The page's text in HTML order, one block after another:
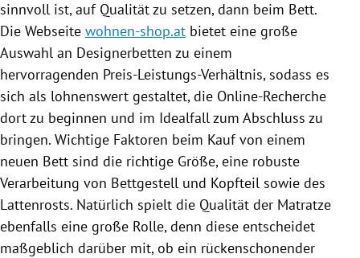
sinnvoll ist, auf Qualität zu setzen, dann beim Bett.
Die Webseite wohnen-shop.at bietet eine große
Auswahl an Designerbetten zu einem
hervorragenden Preis-Leistungs-Verhältnis, sodass es
sich als lohnenswert gestaltet, die Online-Recherche
dort zu beginnen und im Idealfall zum Abschluss zu
bringen. Wichtige Faktoren beim Kauf von einem
neuen Bett sind die richtige Größe, eine robuste
Verarbeitung von Bettgestell und Kopfteil sowie des
Lattenrosts. Natürlich spielt die Qualität der Matratze
ebenfalls eine große Rolle, denn diese entscheidet
maßgeblich darüber mit, ob ein rückenschonender